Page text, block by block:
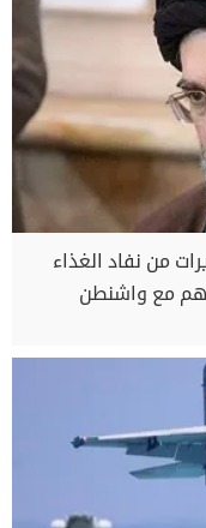
من نفاد الغذاء
مع واشنطن